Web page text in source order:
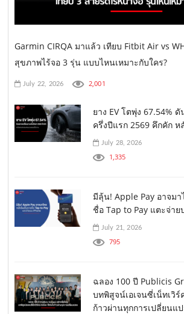
Garmin CIRQA มาแล้ว เทียบ Fitbit Air vs
สุขภาพไร้จอ 3 รุ่น แบบไหนเหมาะกับใคร?
July 22, 2026 2,001
ยาง EV โตพุ่ง 67.54%
ครึ่งปีแรก 2569 คึกคัก
July 28, 2026
1,335
มีลุ้น! Apple Pay อาจม
ชื่อ Tap to Pay แตะจ่า
July 21, 2026
795
ฉลอง 100 ปี Publicis
บทพิสูจน์เอเจนซี่เน็ทเวิ
ก้าวผ่านทุกการเปลี่ยนแ